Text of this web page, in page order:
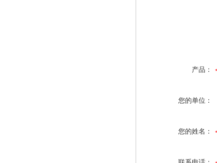
产品：
您的单位：
您的姓名：